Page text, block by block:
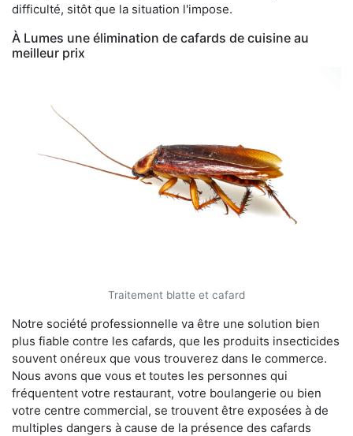
difficulté, sitôt que la situation l'impose.
À Lumes une élimination de cafards de cuisine au
meilleur prix
Traitement blatte et cafard
Notre société professionnelle va être une solution bien
plus fiable contre les cafards, que les produits insecticides
souvent onéreux que vous trouverez dans le commerce.
Nous avons que vous et toutes les personnes qui
fréquentent votre restaurant, votre boulangerie ou bien
votre centre commercial, se trouvent être exposées à de
multiples dangers à cause de la présence des cafards